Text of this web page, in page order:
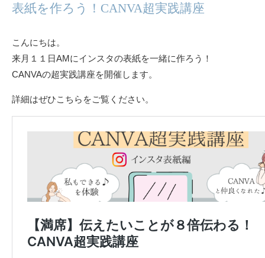
表紙を作ろう！CANVA超実践講座
こんにちは。
来月１１日AMにインスタの表紙を一緒に作ろう！
CANVAの超実践講座を開催します。
詳細はぜひこちらをご覧ください。